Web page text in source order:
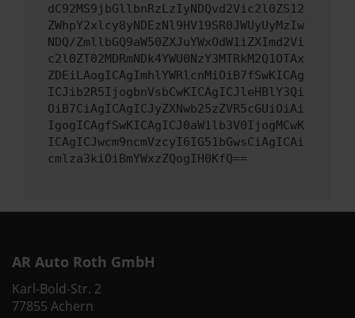
dC92MS9jbGllbnRzLzIyNDQvd2Vic2l0ZS12
ZWhpY2xlcy8yNDEzNl9HV19SR0JWUyUyMzIw
NDQ/ZmllbGQ9aW50ZXJuYWxOdW1iZXImd2Vi
c2l0ZT02MDRmNDk4YWU0NzY3MTRkM2Q1OTAx
ZDEiLAogICAgImhlYWRlcnMiOiB7fSwKICAg
ICJib2R5IjogbnVsbCwKICAgICJleHBlY3Qi
OiB7CiAgICAgICJyZXNwb25zZVR5cGUiOiAi
IgogICAgfSwKICAgICJ0aW1lb3V0IjogMCwK
ICAgICJwcm9ncmVzcyI6IG51bGwsCiAgICAi
cmlza3kiOiBmYWxzZQogIH0KfQ==
AR Auto Roth GmbH
Karl-Bold-Str. 2
77855 Achern